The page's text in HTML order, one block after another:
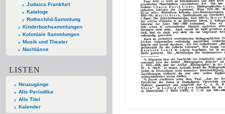
Judaica Frankfurt
Kataloge
Rothschild-Sammlung
Kinderbuchsammlungen
Koloniale Sammlungen
Musik und Theater
Nachlässe
LISTEN
Neuzugänge
Alle Periodika
Alle Titel
Kalender